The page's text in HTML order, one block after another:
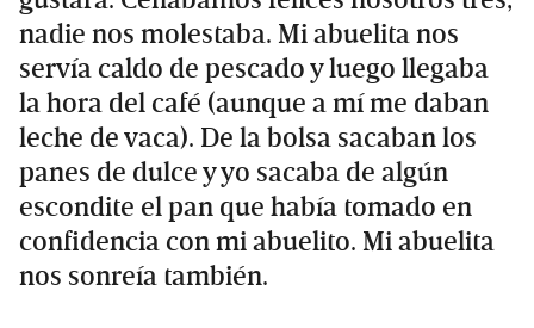
nadie nos molestaba. Mi abuelita nos
servía caldo de pescado y luego llegaba
la hora del café (aunque a mí me daban
leche de vaca). De la bolsa sacaban los
panes de dulce y yo sacaba de algún
escondite el pan que había tomado en
confidencia con mi abuelito. Mi abuelita
nos sonreía también.